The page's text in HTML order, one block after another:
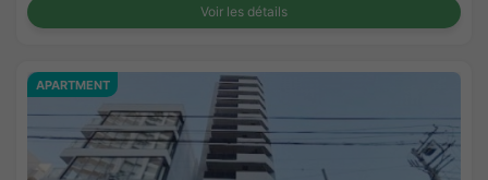
Voir les détails
APARTMENT